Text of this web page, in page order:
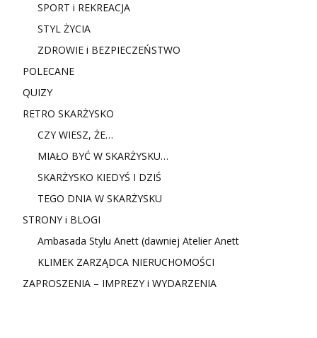
SPORT i REKREACJA
STYL ŻYCIA
ZDROWIE i BEZPIECZEŃSTWO
POLECANE
QUIZY
RETRO SKARŻYSKO
CZY WIESZ, ŻE…
MIAŁO BYĆ W SKARŻYSKU…
SKARŻYSKO KIEDYŚ I DZIŚ
TEGO DNIA W SKARŻYSKU
STRONY i BLOGI
Ambasada Stylu Anett (dawniej Atelier Anett
KLIMEK ZARZĄDCA NIERUCHOMOŚCI
ZAPROSZENIA – IMPREZY i WYDARZENIA